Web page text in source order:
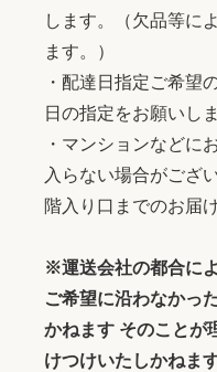
します。（欠品等に
ます。）
・配達日指定ご希望
日の指定をお願いしま
・マンションなどに
入らない場合がござ
階入り口までのお届
※運送会社の都合に
ご希望に沿わなかっ
かねます そのことが
けつけいたしかねま